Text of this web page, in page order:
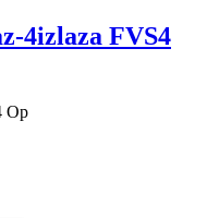
4izlaza FVS4
Op